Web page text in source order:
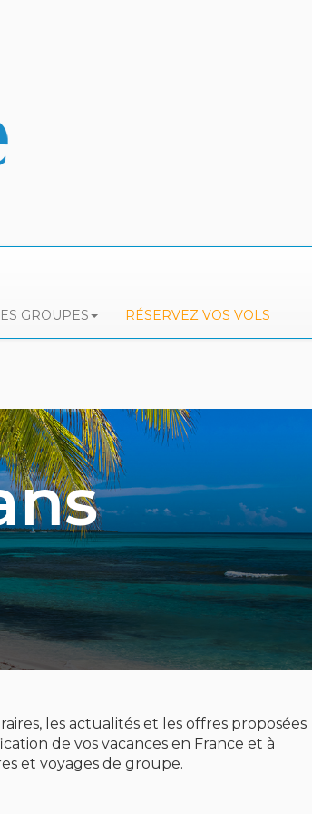
GROUPES RÉSERVEZ VOS VOLS
les actualités et les offres proposées
de vos vacances en France et à
et voyages de groupe.